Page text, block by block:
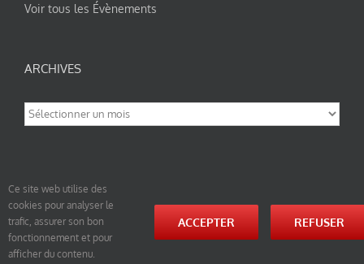
Voir tous les Évènements
ARCHIVES
Archives
© tao-yin.co © TAO-YIN.fr Georges Charles, Hormis les pages https://tao-yin.fr/georges-charles/
et https://tao-yin.fr/san-yiquan-le-poing-des-trois-harmonies/ sous licence Creative Commons
Paternité-Partage des Conditions Initiales à l’Identique 3.0 Unported (photos de ces pages non
Ce site web utilise des
cookies pour analyser le
trafic, assurer son bon
fonctionnement et pour
afficher du contenu.
ACCEPTER REFUSER